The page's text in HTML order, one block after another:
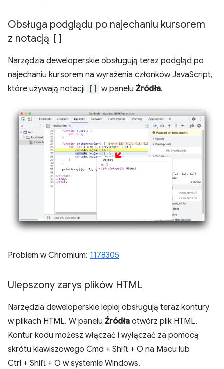
Obsługa podglądu po najechaniu kursorem
z notacją []
Narzędzia deweloperskie obsługują teraz podgląd po
najechaniu kursorem na wyrażenia członków JavaScript,
które używają notacji
[] w panelu Źródła.
Problem w Chromium: 1178305
Ulepszony zarys plików HTML
Narzędzia deweloperskie lepiej obsługują teraz kontury
w plikach HTML. W panelu Źródła otwórz plik HTML.
Kontur kodu możesz włączać i wyłączać za pomocą
skrótu klawiszowego Cmd + Shift + O na Macu lub
Ctrl + Shift + O w systemie Windows.